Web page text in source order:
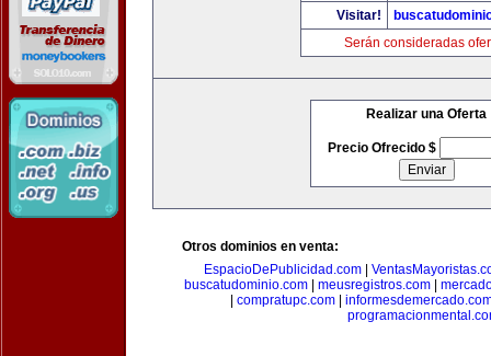
Visitar!
Serán consideradas
Realizar una Oferta
Precio Ofrecido $
Otros dominios en venta:
EspacioDePublicidad.com
buscatudominio.com
meusregistros.com
compratupc.com